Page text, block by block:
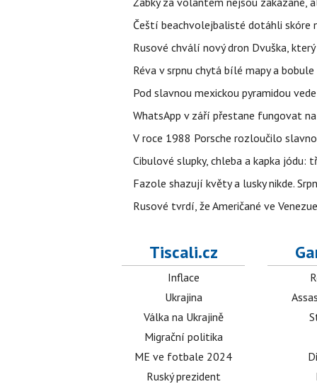
Čeští beachvolejbalisté dotáhli skóre
Rusové chválí nový dron Dvuška,
Réva v srpnu chytá bílé mapy a
Pod slavnou mexickou pyramidou
WhatsApp v září přestane fungovat
V roce 1988 Porsche rozloučilo
Cibulové slupky, chleba a kapka jódu:
Fazole shazují květy a lusky nikde.
Rusové tvrdí, že Američané ve
Tiscali.cz
Inflace
Ukrajina
Válka na Ukrajině
Migrační politika
ME ve fotbale 2024
Ruský prezident